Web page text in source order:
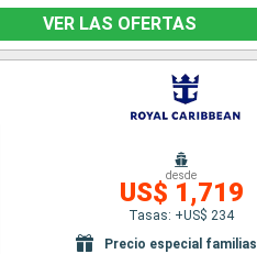
VER LAS OFERTAS
desde
US$ 1,719
Tasas: +US$ 234
Precio especial familias